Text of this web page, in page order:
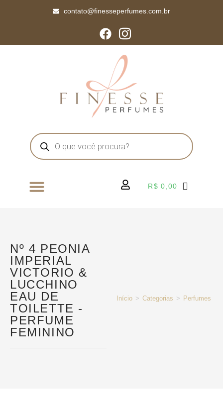
contato@finesseperfumes.com.br
R$ 0,00
Nº 4 PEONIA
IMPERIAL
VICTORIO &
LUCCHINO
EAU DE
TOILETTE -
PERFUME
FEMININO
Início > Categorias > Perfumes e